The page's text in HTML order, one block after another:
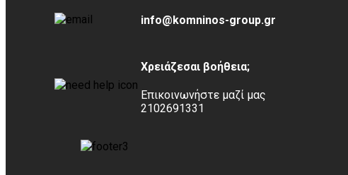
info@komninos-group.gr
Χρειάζεσαι βοήθεια;
Επικοινωνήστε μαζί μας
2102691331